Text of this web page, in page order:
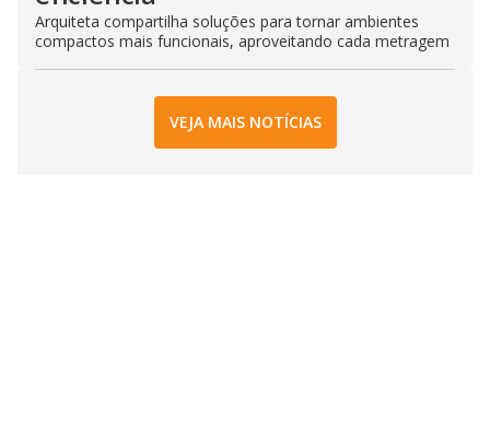
Arquiteta compartilha soluções para tornar ambientes
compactos mais funcionais, aproveitando cada metragem
VEJA MAIS NOTÍCIAS